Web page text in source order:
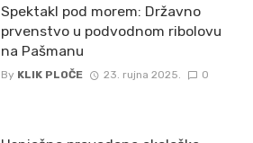
Spektakl pod morem: Državno
prvenstvo u podvodnom ribolovu
na Pašmanu
By KLIK PLOČE 23. rujna 2025. 0